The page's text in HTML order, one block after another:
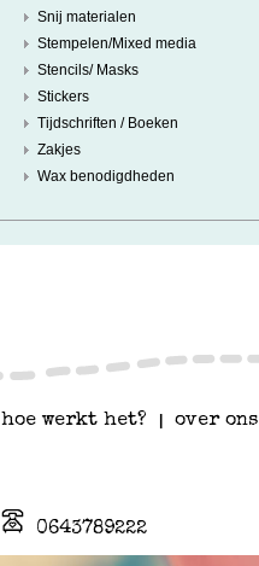
Snij materialen
Stempelen/Mixed media
Stencils/ Masks
Stickers
Tijdschriften / Boeken
Zakjes
Wax benodigdheden
hoe werkt het? over ons
0643789222